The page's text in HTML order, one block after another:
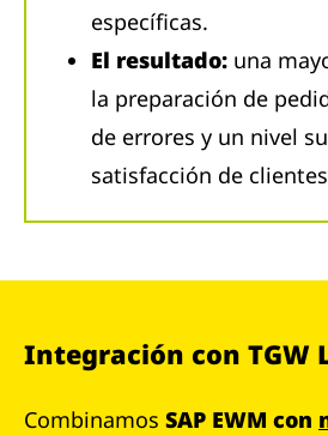
específicas.
El resultado: una
la preparación de
de errores y un nivel
satisfacción de
Integración con TGW
Combinamos SAP EWM con